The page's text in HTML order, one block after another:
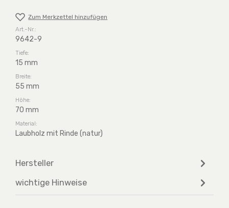
Zum Merkzettel hinzufügen
Art.-Nr.:
9642-9
Tiefe:
15 mm
Breite:
55 mm
Höhe:
70 mm
Material:
Laubholz mit Rinde (natur)
Hersteller
wichtige Hinweise